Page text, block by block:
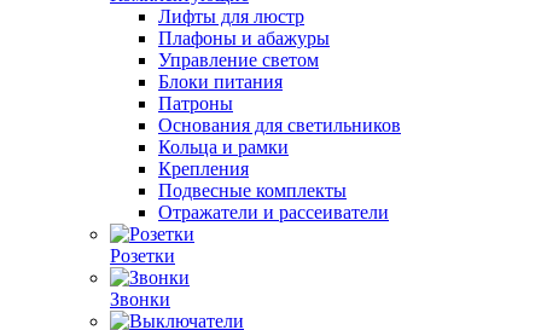
Лифты для люстр
Плафоны и абажуры
Управление светом
Блоки питания
Патроны
Основания для светильников
Кольца и рамки
Крепления
Подвесные комплекты
Отражатели и рассеиватели
Розетки
Звонки